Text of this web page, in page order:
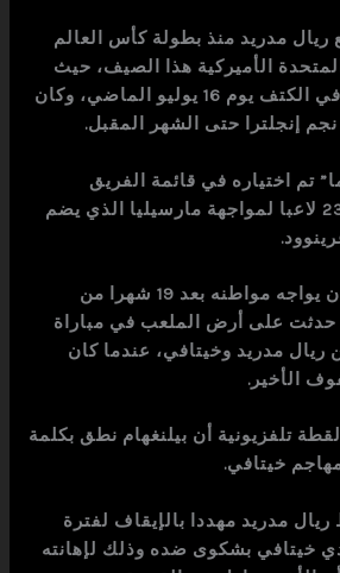
ريال مدريد منذ بطولة كأس العالم
المتحدة الأميركية هذا الصيف، حيث
خضع لعملية جراحية في الكتف يوم 16 يوليو الماضي، وكان
إنجلترا حتى الشهر المقبل.
“22 عاما” تم اختياره في قائمة الفريق
الملكي المكونة من 23 لاعبا لمواجهة مارسيليا الذي يضم
وهذا يعني أنه يمكن أن يواجه مواطنه بعد 19 شهرا من
حدثت على أرض الملعب في مباراة
ريال مدريد وخيتافي، عندما كان
الأخير.
تلفزيونية أن بيلنغهام نطق بكلمة
خيتافي.
مدريد مهددا بالإيقاف لفترة
خيتافي بشكوى ضده وذلك لإهانته